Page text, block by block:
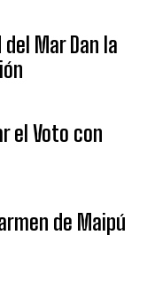
Mar Dan la
el Voto con
de Maipú